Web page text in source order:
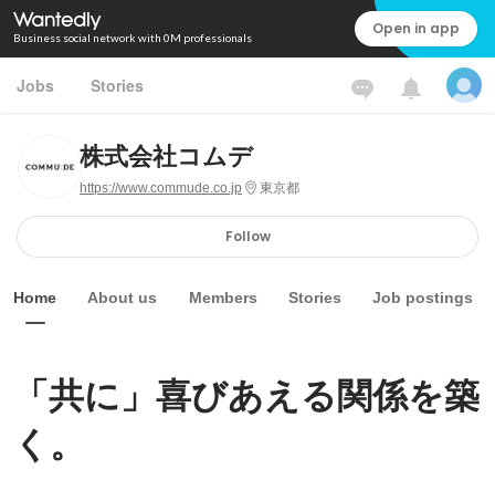
Business social network with 0M professionals Open in app
Jobs Stories
株式会社コムデ
https://www.commude.co.jp 東京都
Follow
Home About us Members Stories Job postings
「共に」喜びあえる関係を築
く。